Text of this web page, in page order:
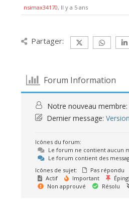
nsimax34170, Il y a 5 ans
Partager:
Forum Information
Notre nouveau
Dernier message:
Icônes du forum:
Le forum ne contient aucun
Le forum contient des
Icônes de sujet:
Pas répondu
Actif
Important
Non approuvé
Résolu